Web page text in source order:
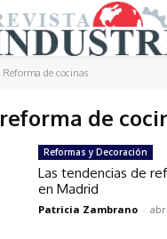
Reforma de cocinas
reforma de
Reformas y Decoración
Las tendencias de
en Madrid
Patricia Zambrano -